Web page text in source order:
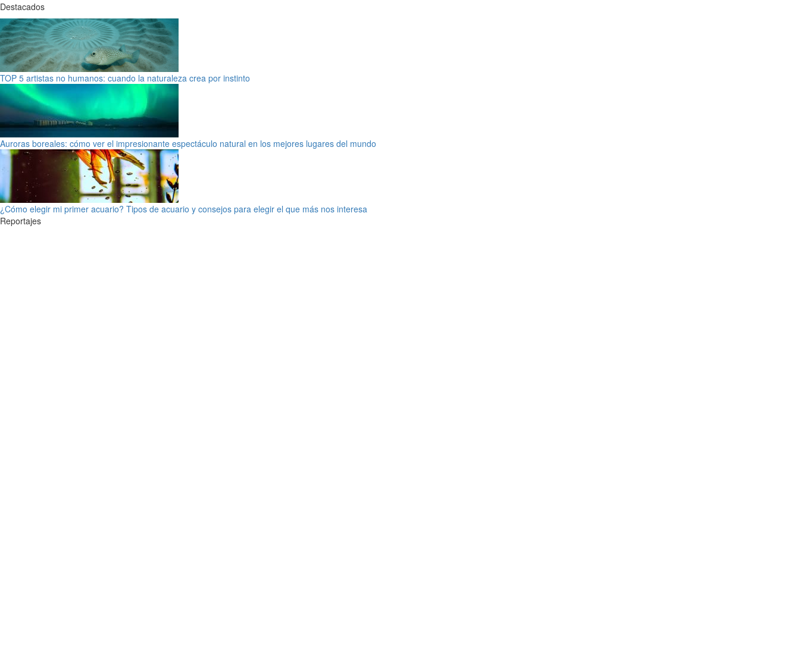
Destacados
TOP 5 artistas no humanos: cuando la naturaleza crea por instinto
Auroras boreales: cómo ver el impresionante espectáculo natural en los mejores lugares del mundo
¿Cómo elegir mi primer acuario? Tipos de acuario y consejos para elegir el que más nos interesa
Reportajes